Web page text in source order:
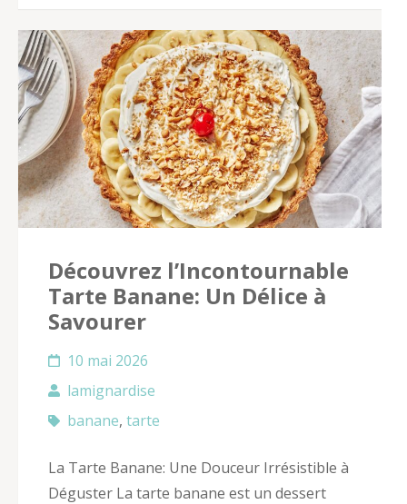
Découvrez l’Incontournable
Tarte Banane: Un Délice à
Savourer
10 mai 2026
lamignardise
banane, tarte
La Tarte Banane: Une Douceur Irrésistible à
Déguster La tarte banane est un dessert